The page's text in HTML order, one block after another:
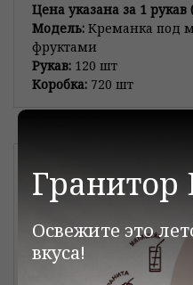
Цена указана за 1 рукав
Модель: Креманка под
фруктами
Рукав: 120 шт
Коробка: 720 шт
Гранитор
Освежите это
вкуса!